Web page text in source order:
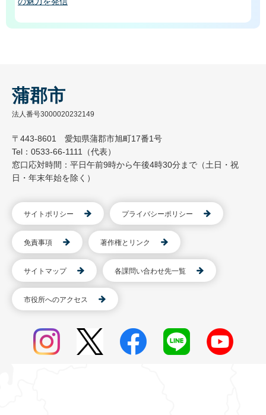
蒲郡市
法人番号3000020232149
〒443-8601 愛知県蒲郡市旭町17番1号
Tel：0533-66-1111（代表）
窓口応対時間：平日午前9時から午後4時30分まで（土日・祝
日・年末年始を除く）
サイトポリシー プライバシーポリシー
免責事項 著作権とリンク
サイトマップ 各課問い合わせ先一覧
市役所へのアクセス